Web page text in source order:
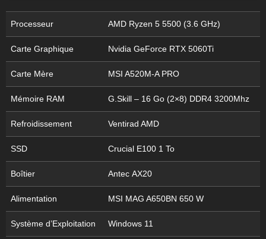
Processeur AMD Ryzen 5 5500 (3.6 GHz)
Carte Graphique Nvidia GeForce RTX 5060Ti
Carte Mère MSI A520M-A PRO
Mémoire RAM G.Skill – 16 Go (2×8) DDR4 3200Mhz
Refroidissement Ventirad AMD
SSD Crucial E100 1 To
Boîtier Antec AX20
Alimentation MSI MAG A650BN 650 W
Système d’Exploitation Windows 11